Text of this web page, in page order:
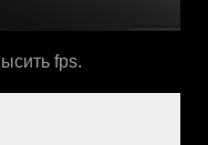
fps.